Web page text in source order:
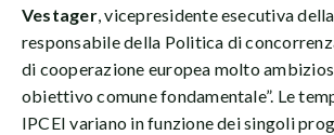
Vestager, vicepresidente esecutiva
responsabile della Politica di
di cooperazione europea molto
obiettivo comune fondamentale”. Le
IPCEI variano in funzione dei singoli